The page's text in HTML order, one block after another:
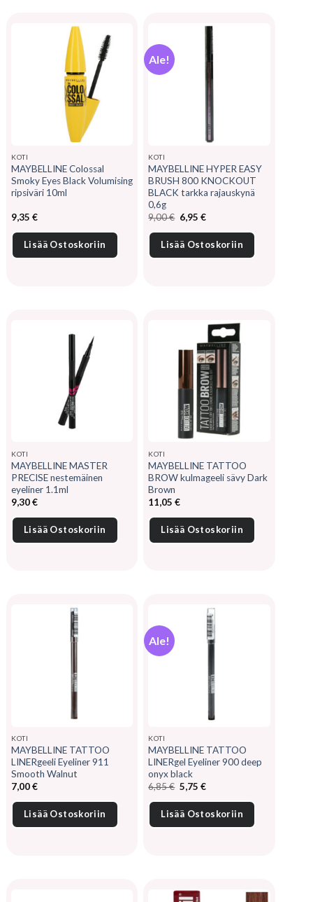
KOTI
MAYBELLINE Colossal
Smoky Eyes Black Volumising
ripsiväri 10ml
9,35 €
Lisää Ostoskoriin
Ale!
KOTI
MAYBELLINE HYPER EASY
BRUSH 800 KNOCKOUT
BLACK tarkka rajauskynä
0,6g
9,00€ Alkuperäinen
hinta
oli:
9,00 €.
6,95€Nykyinen
on:
6,95 €.
Lisää Ostoskoriin
KOTI
MAYBELLINE MASTER
PRECISE nestemäinen
eyeliner 1.1ml
9,30€
Lisää Ostoskoriin
KOTI
MAYBELLINE TATTOO
BROW kulmageeli sävy Dark
Brown
11,05€
Lisää Ostoskoriin
KOTI
MAYBELLINE TATTOO
LINERgeeli Eyeliner 911
Smooth Walnut
7,00€
Lisää Ostoskoriin
Ale!
KOTI
MAYBELLINE TATTOO
LINERgel Eyeliner 900 deep
onyx black
6,85€ Alkuperäinen
hinta
oli:
6,85 €.
5,75€Nykyinen
on:
5,75 €.
Lisää Ostoskoriin